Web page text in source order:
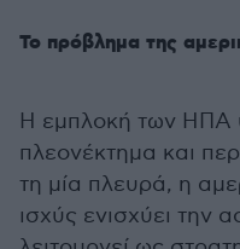
Το πρόβλημα της
Η εμπλοκή των ΗΠΑ
πλεονέκτημα και
τη μία πλευρά, η
ισχύς ενισχύει την